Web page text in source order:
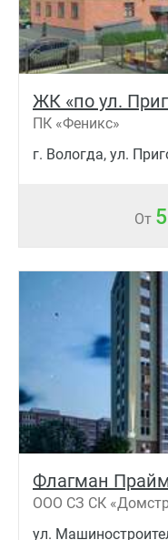
ЖК «по ул.
ПК «Феникс»
г. Вологда, ул.
От
Флагман
ООО СЗ СК
ул.